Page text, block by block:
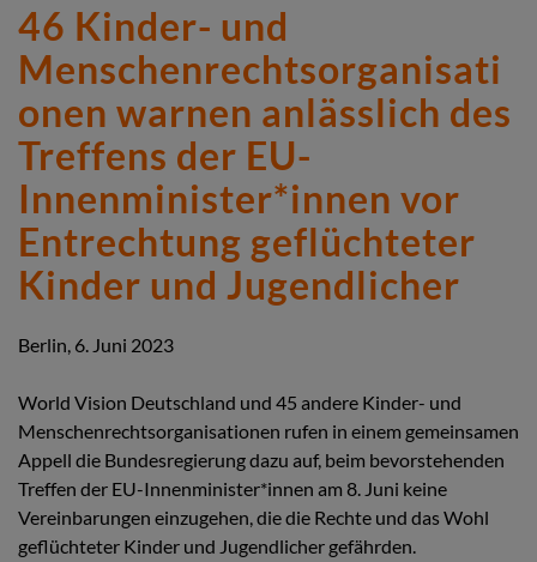
46 Kinder- und
Menschenrechtsorganisati
onen warnen anlässlich des
Treffens der EU-
Innenminister*innen vor
Entrechtung geflüchteter
Kinder und Jugendlicher
Berlin, 6. Juni 2023
World Vision Deutschland und 45 andere Kinder- und
Menschenrechtsorganisationen rufen in einem gemeinsamen
Appell die Bundesregierung dazu auf, beim bevorstehenden
Treffen der EU-Innenminister*innen am 8. Juni keine
Vereinbarungen einzugehen, die die Rechte und das Wohl
geflüchteter Kinder und Jugendlicher gefährden.